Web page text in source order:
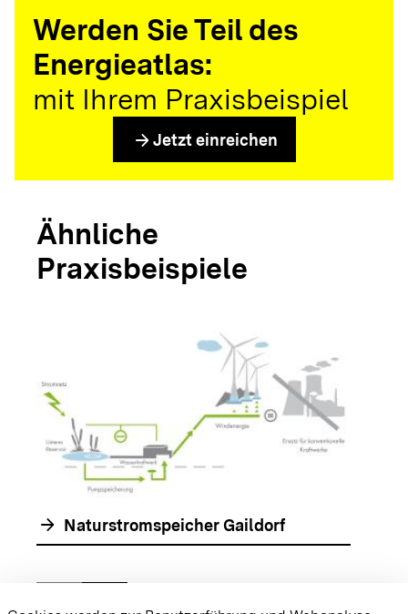
Werden Sie Teil des
Energieatlas:
mit Ihrem Praxisbeispiel
arrow_forward Jetzt einreichen
Ähnliche
Praxisbeispiele
arrow_forward Naturstromspeicher Gaildorf
chevron_right